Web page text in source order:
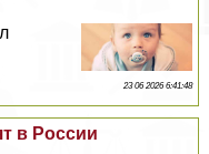
23 06 2026 6:41:48
в России